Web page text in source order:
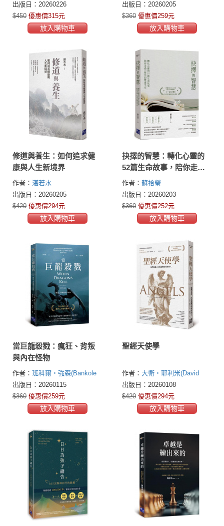
出版日：20260226
$450 優惠價315元
放入購物車
出版日：20260205
$360 優惠價259元
放入購物車
修道與養生：如何追求健
康與人生新境界
作者： 湛若水
出版日：20260205
$420 優惠價294元
放入購物車
抉擇的智慧：轉化心靈的
52篇生命故事，陪你走過
一整年的豐盛平安
作者： 蘇拾瑩
出版日：20260203
$360 優惠價252元
放入購物車
當巨龍殺戮：瘋狂、背叛
與內在怪物
作者： 班科爾・強森(Bankole
Johnson)
出版日：20260115
$360 優惠價259元
放入購物車
聖經天使學
作者： 大衛・耶利米(David
Jeremiah)
出版日：20260108
$420 優惠價294元
放入購物車